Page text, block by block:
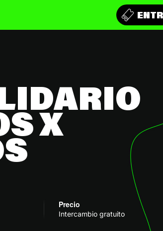
X
Precio
Intercambio gratuito